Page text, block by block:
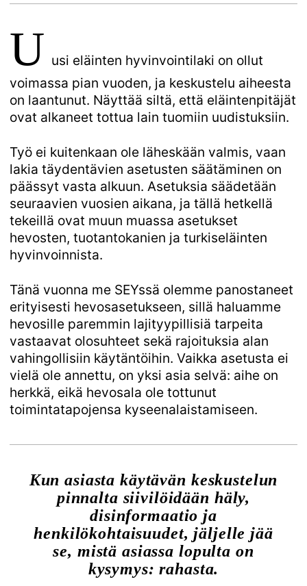
U usi eläinten hyvinvointilaki on ollut
voimassa pian vuoden, ja keskustelu aiheesta
on laantunut. Näyttää siltä, että eläintenpitäjät
ovat alkaneet tottua lain tuomiin uudistuksiin.
Työ ei kuitenkaan ole läheskään valmis, vaan
lakia täydentävien asetusten säätäminen on
päässyt vasta alkuun. Asetuksia säädetään
seuraavien vuosien aikana, ja tällä hetkellä
tekeillä ovat muun muassa asetukset
hevosten, tuotantokanien ja turkiseläinten
hyvinvoinnista.
Tänä vuonna me SEYssä olemme panostaneet
erityisesti hevosasetukseen, sillä haluamme
hevosille paremmin lajityypillisiä tarpeita
vastaavat olosuhteet sekä rajoituksia alan
vahingollisiin käytäntöihin. Vaikka asetusta ei
vielä ole annettu, on yksi asia selvä: aihe on
herkkä, eikä hevosala ole tottunut
toimintatapojensa kyseenalaistamiseen.
Kun asiasta käytävän keskustelun
pinnalta siivilöidään häly,
disinformaatio ja
henkilökohtaisuudet, jäljelle jää
se, mistä asiassa lopulta on
kysymys: rahasta.